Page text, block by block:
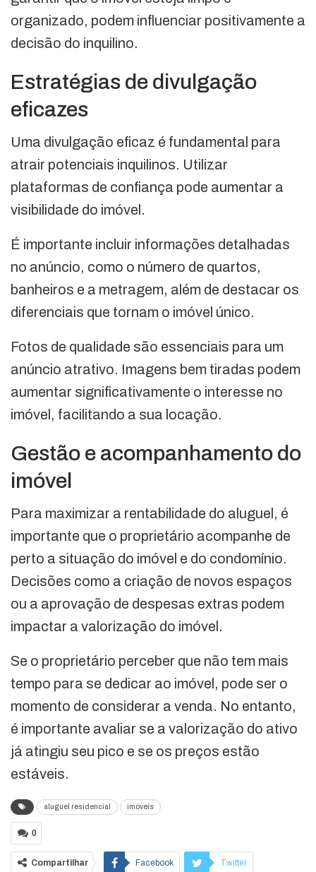
organizado, podem influenciar positivamente a
decisão do inquilino.
Estratégias de divulgação
eficazes
Uma divulgação eficaz é fundamental para
atrair potenciais inquilinos. Utilizar
plataformas de confiança pode aumentar a
visibilidade do imóvel.
É importante incluir informações detalhadas
no anúncio, como o número de quartos,
banheiros e a metragem, além de destacar os
diferenciais que tornam o imóvel único.
Fotos de qualidade são essenciais para um
anúncio atrativo. Imagens bem tiradas podem
aumentar significativamente o interesse no
imóvel, facilitando a sua locação.
Gestão e acompanhamento do
imóvel
Para maximizar a rentabilidade do aluguel, é
importante que o proprietário acompanhe de
perto a situação do imóvel e do condomínio.
Decisões como a criação de novos espaços
ou a aprovação de despesas extras podem
impactar a valorização do imóvel.
Se o proprietário perceber que não tem mais
tempo para se dedicar ao imóvel, pode ser o
momento de considerar a venda. No entanto,
é importante avaliar se a valorização do ativo
já atingiu seu pico e se os preços estão
estáveis.
aluguel residencial imóveis
0
Compartilhar Facebook Twitter